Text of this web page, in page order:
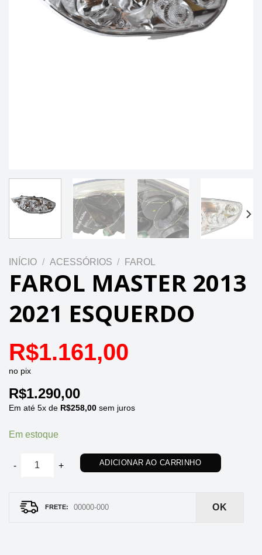
INÍCIO / ACESSÓRIOS / FAROL
FAROL MASTER 2013
2021 ESQUERDO
R$1.161,00
no pix
R$1.290,00
Em até 5x de R$258,00 sem juros
Em estoque
FAROL MASTER 2013 2021 ESQUERDO quantidade
ADICIONAR AO CARRINHO
OK